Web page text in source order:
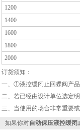
1200
1400
1600
1800
2000
订货须知：
一、①液控缓闭止回蝶阀产
二、若已经由设计单位选定
三、当使用的场合非常重要
如果你对自动保压液控缓闭